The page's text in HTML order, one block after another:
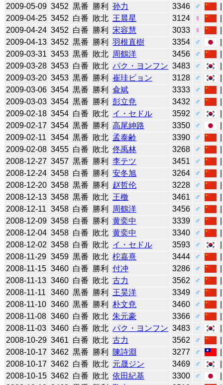
2009-05-09 3452 黒番 勝利 孙力 3346 ♂
2009-04-25 3452 白番 敗北 王晨星 3124 ♀
2009-04-24 3452 白番 勝利 宋容慧 3033 ♀
2009-04-13 3452 黒番 勝利 羽根直樹 3354 ♂
2009-03-31 3453 黒番 敗北 周鶴洋 3456 ♂
2009-03-28 3453 白番 敗北 パク・ヨンフン 3483 ♂
2009-03-20 3453 黒番 勝利 崔珪ビョン 3128 ♂
2009-03-06 3454 黒番 勝利 兪斌 3333 ♂
2009-03-03 3454 黒番 勝利 彭立尭 3432 ♂
2009-02-18 3454 白番 敗北 イ・セドル 3592 ♂
2009-02-17 3454 黒番 勝利 高尾紳路 3350 ♂
2009-02-11 3454 黒番 敗北 孟泰齢 3390 ♂
2009-02-08 3455 白番 敗北 佟禹林 3268 ♂
2008-12-27 3457 黒番 勝利 李テツ 3451 ♂
2008-12-24 3458 白番 勝利 安冬旭 3264 ♂
2008-12-20 3458 黒番 勝利 赵哲伦 3228 ♂
2008-12-13 3458 黒番 敗北 王檄 3461 ♂
2008-12-11 3458 白番 勝利 周鶴洋 3456 ♂
2008-12-09 3458 白番 勝利 黄奕中 3339 ♂
2008-12-04 3458 白番 敗北 黄奕中 3340 ♂
2008-12-02 3458 白番 敗北 イ・セドル 3593 ♂
2008-11-29 3459 黒番 敗北 柁嘉熹 3444 ♂
2008-11-15 3460 白番 勝利 付冲 3286 ♂
2008-11-13 3460 白番 敗北 古力 3562 ♂
2008-11-11
3460 黒番 勝利 王昊洋 3349 ♂
2008-11-10 3460 黒番 勝利 朴文尭 3460 ♂
2008-11-08 3460 白番 敗北 朱元豪 3366 ♂
2008-11-03 3460 白番 敗北 パク・ヨンフン 3483 ♂
2008-10-29 3461 白番 敗北 古力 3562 ♂
2008-10-17 3462 黒番 勝利 陳詩淵 3277 ♂
2008-10-17 3462 白番 敗北 元晟ジン 3469 ♂
2008-10-15 3462 白番 敗北 依田紀基 3300 ♂